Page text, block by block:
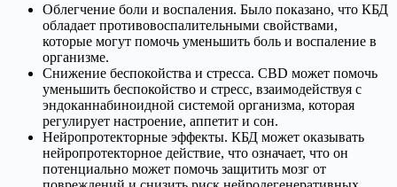
Облегчение боли и воспаления. Было показано, что КБД
обладает противовоспалительными свойствами,
которые могут помочь уменьшить боль и воспаление в
организме.
Снижение беспокойства и стресса. CBD может помочь
уменьшить беспокойство и стресс, взаимодействуя с
эндоканнабиноидной системой организма, которая
регулирует настроение, аппетит и сон.
Нейропротекторные эффекты. КБД может оказывать
нейропротекторное действие, что означает, что он
потенциально может помочь защитить мозг от